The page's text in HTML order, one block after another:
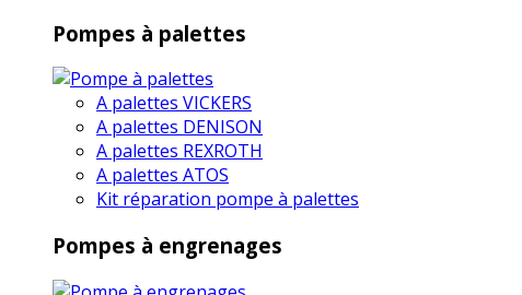
Pompes à palettes
A palettes VICKERS
A palettes DENISON
A palettes REXROTH
A palettes ATOS
Kit réparation pompe à palettes
Pompes à engrenages